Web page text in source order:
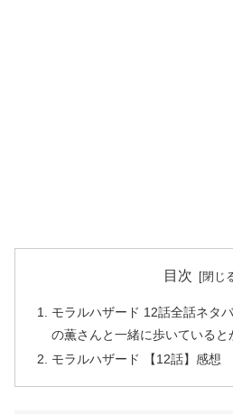
目次
モラルハザード 12話全話ネタ
の薫さんと一緒に歩いていると
モラルハザード 【12話】感想